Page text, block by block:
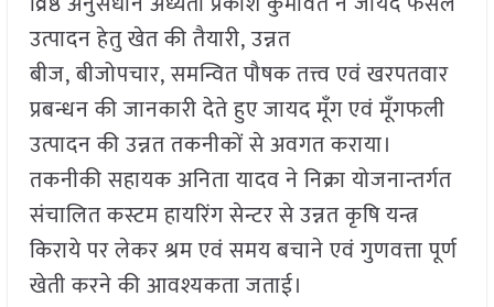
उत्पादन हेतु खेत की तैयारी, उन्नत
बीज, बीजोपचार, समन्वित पौषक तत्त्व एवं खरपतवार
प्रबन्धन की जानकारी देते हुए जायद मूँग एवं मूँगफली
उत्पादन की उन्नत तकनीकों से अवगत कराया।
तकनीकी सहायक अनिता यादव ने निक्रा योजनान्तर्गत
संचालित कस्टम हायरिंग सेन्टर से उन्नत कृषि यन्त्र
किराये पर लेकर श्रम एवं समय बचाने एवं गुणवत्ता पूर्ण
खेती करने की आवश्यकता जताई।